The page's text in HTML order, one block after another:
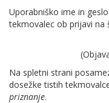
Uporabniško ime in
tekmovalec ob prijavi na
Na spletni strani
dosežke tistih
priznanje.